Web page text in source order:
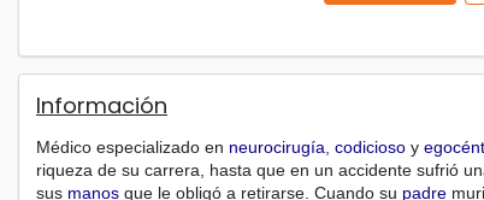
Información
Médico especializado en neurocirugía, codicioso y
riqueza de su carrera, hasta que en un accidente sufrió
sus manos que le obligó a retirarse. Cuando su padre